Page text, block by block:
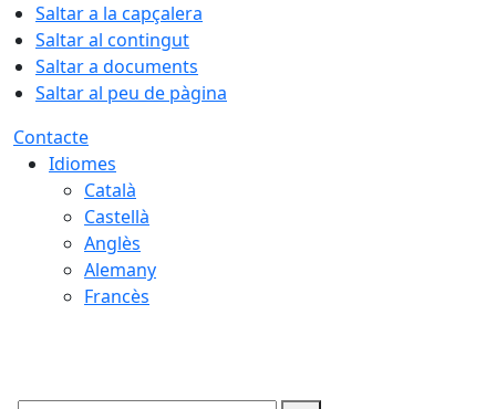
Saltar a la capçalera
Saltar al contingut
Saltar a documents
Saltar al peu de pàgina
Contacte
Idiomes
Català
Castellà
Anglès
Alemany
Francès